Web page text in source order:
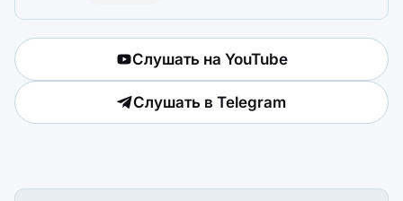
Слушать на YouTube
Слушать в Telegram